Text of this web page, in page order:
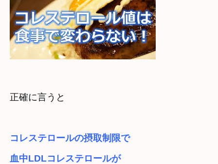
正確に言うと
コレステロールの摂取制限で
血中LDLコレステロールが